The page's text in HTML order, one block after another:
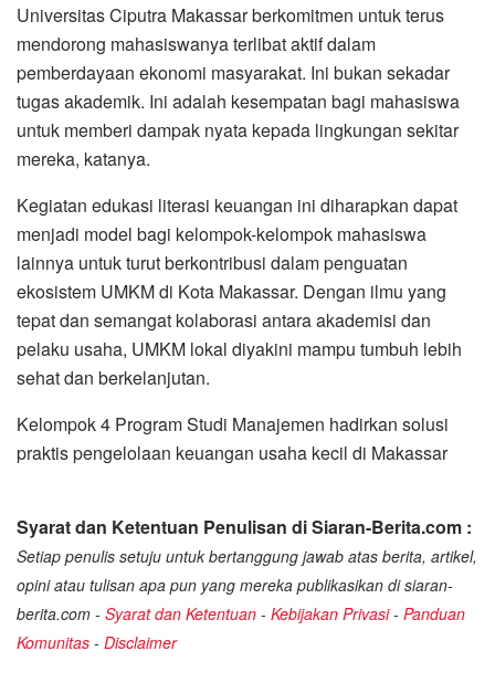
Universitas Ciputra Makassar berkomitmen untuk terus
mendorong mahasiswanya terlibat aktif dalam
pemberdayaan ekonomi masyarakat. Ini bukan sekadar
tugas akademik. Ini adalah kesempatan bagi mahasiswa
untuk memberi dampak nyata kepada lingkungan sekitar
mereka, katanya.
Kegiatan edukasi literasi keuangan ini diharapkan dapat
menjadi model bagi kelompok-kelompok mahasiswa
lainnya untuk turut berkontribusi dalam penguatan
ekosistem UMKM di Kota Makassar. Dengan ilmu yang
tepat dan semangat kolaborasi antara akademisi dan
pelaku usaha, UMKM lokal diyakini mampu tumbuh lebih
sehat dan berkelanjutan.
Kelompok 4 Program Studi Manajemen hadirkan solusi
praktis pengelolaan keuangan usaha kecil di Makassar
Syarat dan Ketentuan Penulisan di Siaran-Berita.com :
Setiap penulis setuju untuk bertanggung jawab atas berita, artikel,
opini atau tulisan apa pun yang mereka publikasikan di siaran-
berita.com - Syarat dan Ketentuan - Kebijakan Privasi- Panduan
Komunitas - Disclaimer